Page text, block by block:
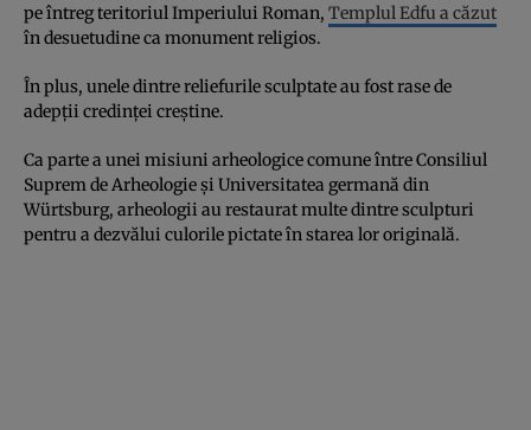
pe întreg teritoriul Imperiului Roman, Templul Edfu a căzut
în desuetudine ca monument religios.
În plus, unele dintre reliefurile sculptate au fost rase de
adepții credinței creștine.
Ca parte a unei misiuni arheologice comune între Consiliul
Suprem de Arheologie și Universitatea germană din
Würtsburg, arheologii au restaurat multe dintre sculpturi
pentru a dezvălui culorile pictate în starea lor originală.